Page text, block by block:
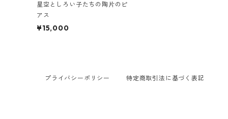
星空としろい子たちの陶片のピ
アス
¥15,000
プライバシーポリシー 特定商取引法に基づく表記